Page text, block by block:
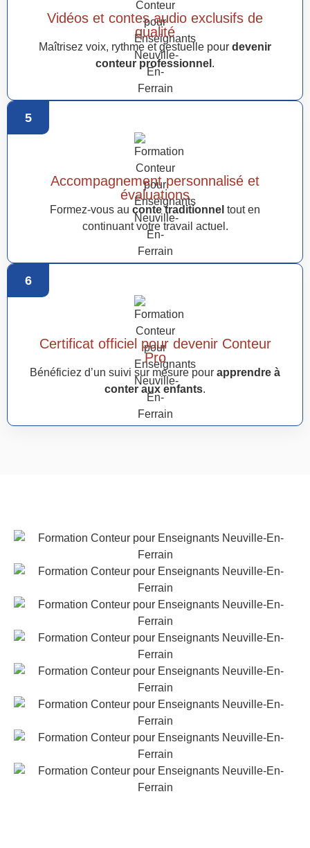
Vidéos et contes audio exclusifs de
qualité
Maîtrisez voix, rythme et gestuelle pour devenir
conteur professionnel .
5
Accompagnement personnalisé et
évaluations
Formez-vous au conte traditionnel tout en
continuant votre travail actuel.
6
Certificat officiel pour devenir Conteur
Pro
Bénéficiez d’un suivi sur mesure pour apprendre à
conter aux enfants.